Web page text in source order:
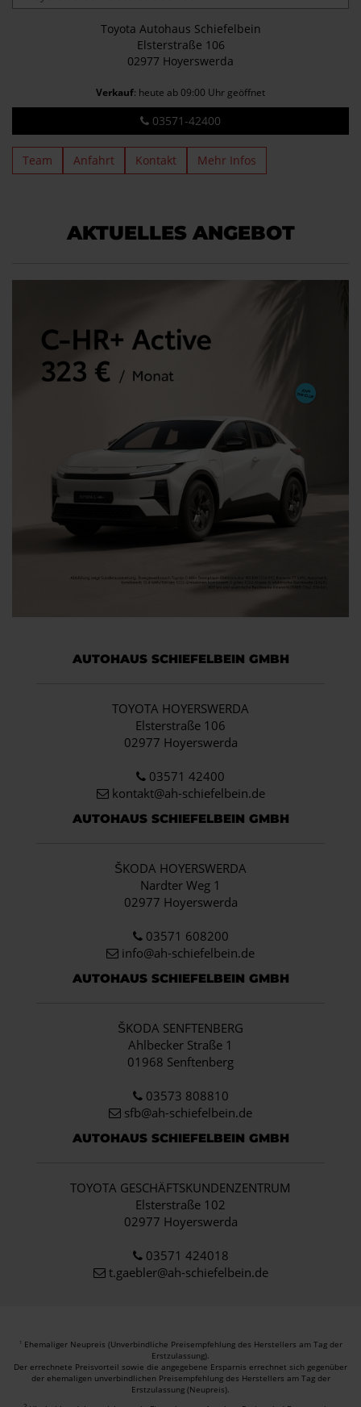
Toyota Autohaus Schiefelbein
Elsterstraße 106
02977 Hoyerswerda
Verkauf: heute ab 09:00 Uhr geöffnet
03571-42400
Team Anfahrt Kontakt Mehr Infos
AKTUELLES ANGEBOT
AUTOHAUS SCHIEFELBEIN GMBH
TOYOTA HOYERSWERDA
Elsterstraße 106
02977 Hoyerswerda
03571 42400
kontakt@ah-schiefelbein.de
AUTOHAUS SCHIEFELBEIN GMBH
ŠKODA HOYERSWERDA
Nardter Weg 1
02977 Hoyerswerda
03571 608200
info@ah-schiefelbein.de
AUTOHAUS SCHIEFELBEIN GMBH
ŠKODA SENFTENBERG
Ahlbecker Straße 1
01968 Senftenberg
03573 808810
sfb@ah-schiefelbein.de
AUTOHAUS SCHIEFELBEIN GMBH
TOYOTA GESCHÄFTSKUNDENZENTRUM
Elsterstraße 102
02977 Hoyerswerda
03571 424018
t.gaebler@ah-schiefelbein.de
1 Ehemaliger Neupreis (Unverbindliche Preisempfehlung des Herstellers am Tag der
Erstzulassung).
Der errechnete Preisvorteil sowie die angegebene Ersparnis errechnet sich gegenüber
der ehemaligen unverbindlichen Preisempfehlung des Herstellers am Tag der
Erstzulassung (Neupreis).